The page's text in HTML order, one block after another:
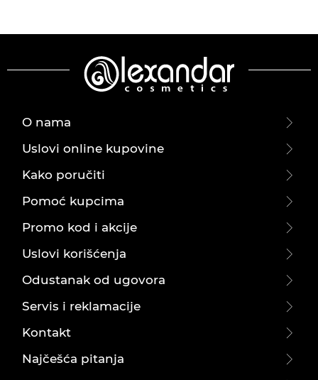
O nama
Uslovi online kupovine
Kako poručiti
Pomoć kupcima
Promo kod i akcije
Uslovi korišćenja
Odustanak od ugovora
Servis i reklamacije
Kontakt
Najčešća pitanja